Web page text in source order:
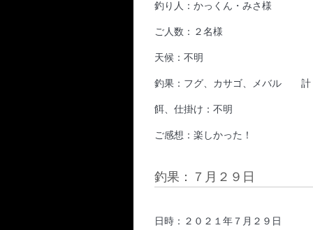
釣り人：かっくん・みさ様
ご人数：２名様
天候：不明
釣果：フグ、カサゴ、メバル 計
餌、仕掛け：不明
ご感想：楽しかった！
釣果：７月２９日
日時：２０２１年７月２９日